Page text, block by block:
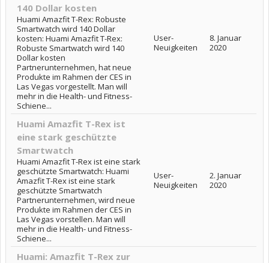
140 Dollar kosten
Huami Amazfit T-Rex: Robuste
Smartwatch wird 140 Dollar
kosten: Huami Amazfit T-Rex:
Robuste Smartwatch wird 140
Dollar kosten
Partnerunternehmen, hat neue
Produkte im Rahmen der CES in
Las Vegas vorgestellt. Man will
mehr in die Health- und Fitness-
Schiene...
User-
Neuigkeiten
8. Januar
2020
Huami Amazfit T-Rex ist
eine stark geschützte
Smartwatch
Huami Amazfit T-Rex ist eine stark
geschützte Smartwatch: Huami
Amazfit T-Rex ist eine stark
geschützte Smartwatch
Partnerunternehmen, wird neue
Produkte im Rahmen der CES in
Las Vegas vorstellen. Man will
mehr in die Health- und Fitness-
Schiene...
User-
Neuigkeiten
2. Januar
2020
Huami: Amazfit T-Rex zur